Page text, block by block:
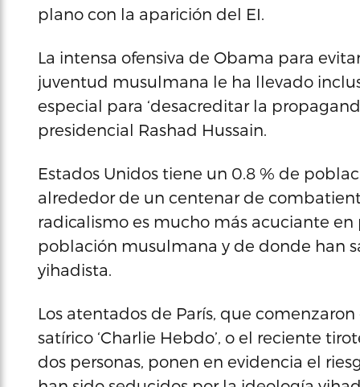
plano con la aparición del EI.
La intensa ofensiva de Obama para
juventud musulmana le ha llevado
especial para ‘desacreditar la
presidencial Rashad Hussain.
Estados Unidos tiene un 0.8 % de
alrededor de un centenar de
radicalismo es mucho más acuciante en
población musulmana y de donde han
yihadista.
Los atentados de París, que
satírico ‘Charlie Hebdo’, o el reciente
dos personas, ponen en evidencia el